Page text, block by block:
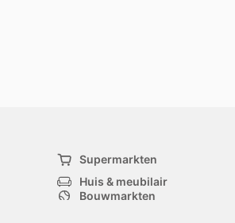
Supermarkten
Huis & meubilair
Bouwmarkten